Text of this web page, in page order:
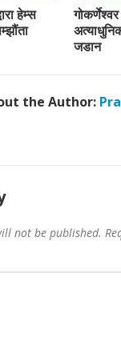
हेम्स
जडान
the Author:
not be published.